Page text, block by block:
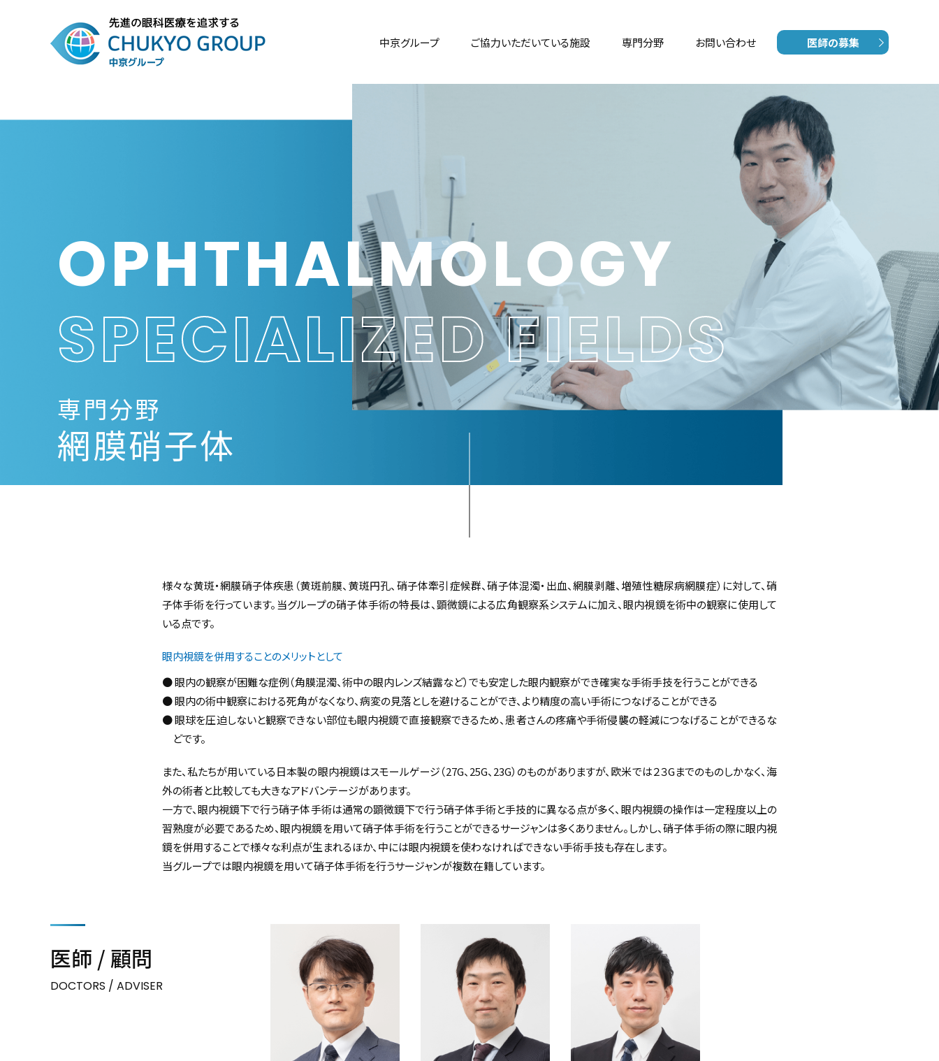
中京グループ ご協力いただいている施設 専門分野 お問い合わせ 医師の募集
OPHTHALMOLOGY
SPECIALIZEDFIELDS
専門分野
網膜硝子体
様々な黄斑・網膜硝子体疾患（黄斑前膜、黄斑円孔、硝子体牽引症候群、硝子体混濁・出血、網膜剥離、増殖性糖尿病網膜症）に対して、硝
子体手術を行っています。当グループの硝子体手術の特長は、顕微鏡による広角観察系システムに加え、眼内視鏡を術中の観察に使用して
いる点です。
眼内視鏡を併用することのメリットとして
● 眼内の観察が困難な症例（角膜混濁、術中の眼内レンズ結露など）でも安定した眼内観察ができ確実な手術手技を行うことができる
● 眼内の術中観察における死角がなくなり、病変の見落としを避けることができ、より精度の高い手術につなげることができる
● 眼球を圧迫しないと観察できない部位も眼内視鏡で直接観察できるため、患者さんの疼痛や手術侵襲の軽減につなげることができるな
どです。
また、私たちが用いている日本製の眼内視鏡はスモールゲージ（27G、25G、23G）のものがありますが、欧米では２３Gまでのものしかなく、海
外の術者と比較しても大きなアドバンテージがあります。
一方で、眼内視鏡下で行う硝子体手術は通常の顕微鏡下で行う硝子体手術と手技的に異なる点が多く、眼内視鏡の操作は一定程度以上の
習熟度が必要であるため、眼内視鏡を用いて硝子体手術を行うことができるサージャンは多くありません。しかし、硝子体手術の際に眼内視
鏡を併用することで様々な利点が生まれるほか、中には眼内視鏡を使わなければできない手術手技も存在します。
当グループでは眼内視鏡を用いて硝子体手術を行うサージャンが複数在籍しています。
医師 / 顧問
DOCTORS / ADVISER